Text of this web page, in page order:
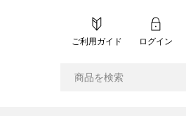
ご利用ガイド ログイン